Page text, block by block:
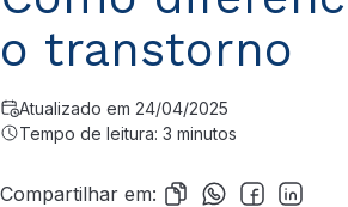
o transtorno
Atualizado em 24/04/2025
Tempo de leitura: 3 minutos
Compartilhar em: